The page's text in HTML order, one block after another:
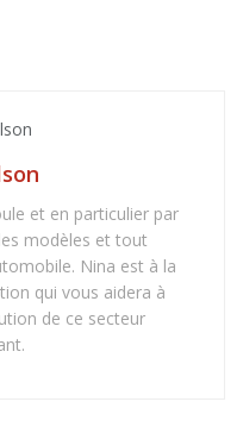
et en particulier par
modèles et tout
Nina est à la
qui vous aidera à
de ce secteur